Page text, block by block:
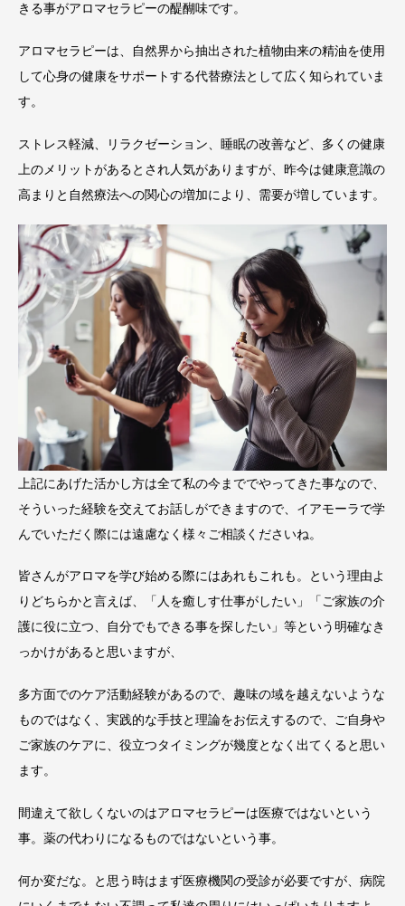
きる事がアロマセラピーの醍醐味です。
アロマセラピーは、自然界から抽出された植物由来の精油を使用
して心身の健康をサポートする代替療法として広く知られていま
す。
ストレス軽減、リラクゼーション、睡眠の改善など、多くの健康
上のメリットがあるとされ人気がありますが、昨今は健康意識の
高まりと自然療法への関心の増加により、需要が増しています。
上記にあげた活かし方は全て私の今まででやってきた事なので、
そういった経験を交えてお話しができますので、イアモーラで学
んでいただく際には遠慮なく様々ご相談くださいね。
皆さんがアロマを学び始める際にはあれもこれも。という理由よ
りどちらかと言えば、「人を癒しす仕事がしたい」「ご家族の介
護に役に立つ、自分でもできる事を探したい」等という明確なき
っかけがあると思いますが、
多方面でのケア活動経験があるので、趣味の域を越えないような
ものではなく、実践的な手技と理論をお伝えするので、ご自身や
ご家族のケアに、役立つタイミングが幾度となく出てくると思い
ます。
間違えて欲しくないのはアロマセラピーは医療ではないという
事。薬の代わりになるものではないという事。
何か変だな。と思う時はまず医療機関の受診が必要ですが、病院